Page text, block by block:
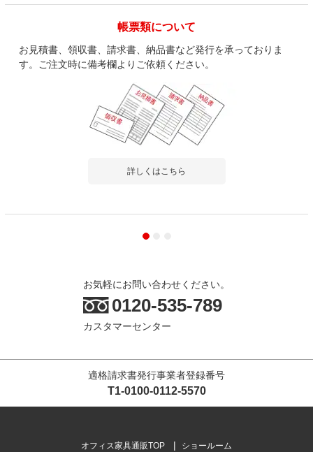
帳票類について
お見積書、領収書、請求書、納品書など発行を承っておりま
す。ご注文時に備考欄よりご依頼ください。
詳しくはこちら
お気軽にお問い合わせください。
0120-535-789
カスタマーセンター
適格請求書発行事業者登録番号
T1-0100-0112-5570
オフィス家具通販TOP ショールーム